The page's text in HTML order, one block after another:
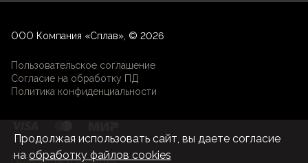
ООО Компания «Сплав», © 2026
Пользовательское соглашение
Согласие на обработку ПД
Политика конфиденциальности
Разработка и развитие
Продолжая использовать сайт, вы даете согласие
на обработку файлов cookies